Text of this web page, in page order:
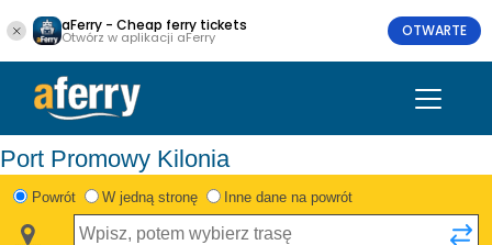
aFerry - Cheap ferry tickets
Otwórz w aplikacji aFerry OTWARTE
Port Promowy Kilonia
Powrót W jedną stronę Inne dane na powrót